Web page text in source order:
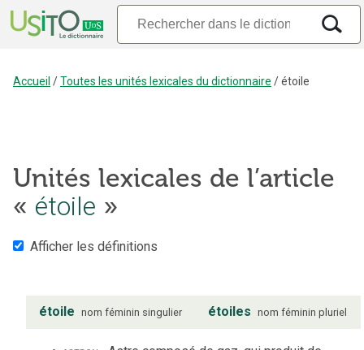
Accueil /Toutes les unités lexicales du dictionnaire /étoile
Unités lexicales de l’article
« étoile »
Afficher les définitions
étoile nom féminin singulier étoiles nom féminin pluriel